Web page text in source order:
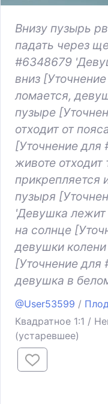
Внизу пузырь
падать через
#6348679
вниз
ломается,
пузыре
отходит от
[Уточнение
животе отходит
прикрепляется
пузыря
'Девушка лежит
на солнце
девушки
[Уточнение
девушка в
@User53599 /
Квадратное 1:1 /
(устаревшее)